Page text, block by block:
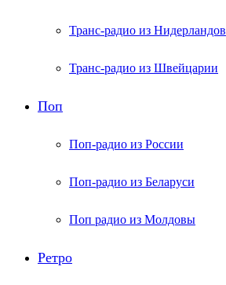
Транс-радио из Нидерландов
Транс-радио из Швейцарии
Поп
Поп-радио из России
Поп-радио из Беларуси
Поп радио из Молдовы
Ретро